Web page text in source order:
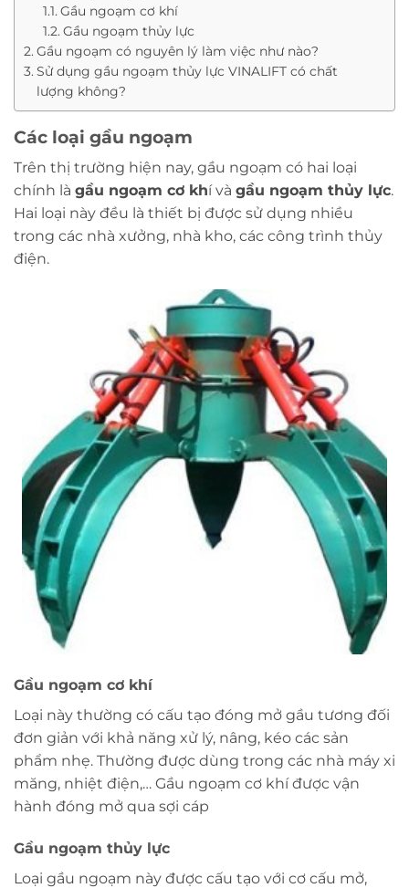
Gầu ngoạm cơ khí
Gầu ngoạm thủy lực
Gầu ngoạm có nguyên lý làm việc như nào?
Sử dụng gầu ngoạm thủy lực VINALIFT có chất
lượng không?
Các loại gầu ngoạm
Trên thị trường hiện nay, gầu ngoạm có hai loại
chính là gầu ngoạm cơ khí và gầu ngoạm thủy lực.
Hai loại này đều là thiết bị được sử dụng nhiều
trong các nhà xưởng, nhà kho, các công trình thủy
điện.
Gầu ngoạm cơ khí
Loại này thường có cấu tạo đóng mở gầu tương đối
đơn giản với khả năng xử lý, nâng, kéo các sản
phẩm nhẹ. Thường được dùng trong các nhà máy xi
măng, nhiệt điện,… Gầu ngoạm cơ khí được vận
hành đóng mở qua sợi cáp
Gầu ngoạm thủy lực
Loại gầu ngoạm này được cấu tạo với cơ cấu mở,